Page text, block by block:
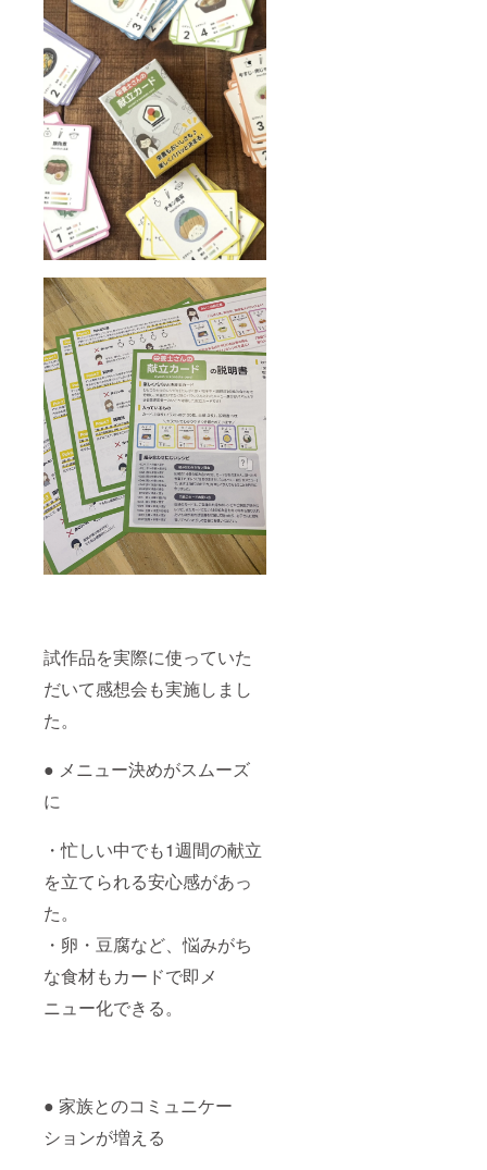
試作品を実際に使っていた
だいて感想会も実施しまし
た。
● メニュー決めがスムーズ
に
・忙しい中でも1週間の献立
を立てられる安心感があっ
た。
・卵・豆腐など、悩みがち
な食材もカードで即メ
ニュー化できる。
● 家族とのコミュニケー
ションが増える